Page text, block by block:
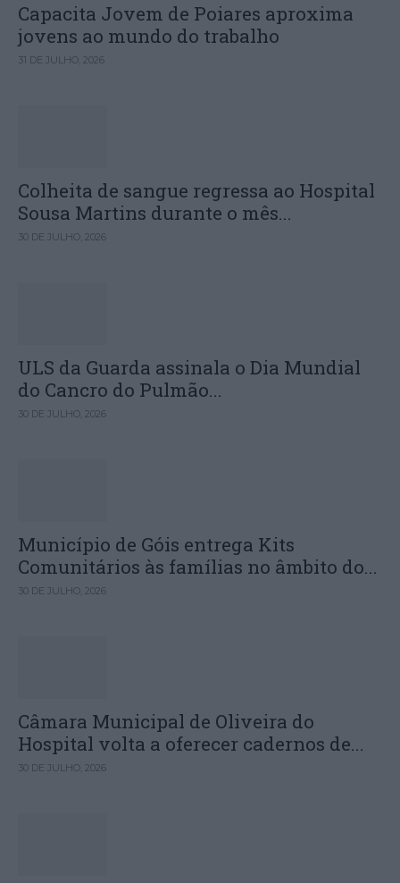
Capacita Jovem de Poiares aproxima
jovens ao mundo do trabalho
31 DE JULHO, 2026
Colheita de sangue regressa ao Hospital
Sousa Martins durante o mês...
30 DE JULHO, 2026
ULS da Guarda assinala o Dia Mundial
do Cancro do Pulmão...
30 DE JULHO, 2026
Município de Góis entrega Kits
Comunitários às famílias no âmbito do...
30 DE JULHO, 2026
Câmara Municipal de Oliveira do
Hospital volta a oferecer cadernos de...
30 DE JULHO, 2026